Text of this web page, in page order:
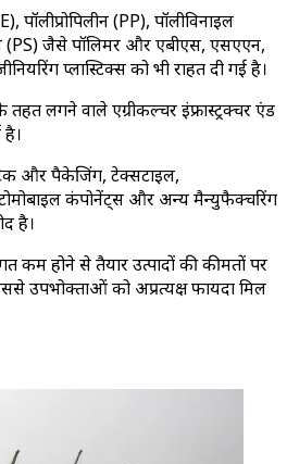
पॉलीप्रोपिलीन (PP), पॉलीविनाइल
(PS) जैसे पॉलिमर और एबीएस, एसएएन,
प्लास्टिक्स को भी राहत दी गई है।
लगने वाले एग्रीकल्चर इंफ्रास्ट्रक्चर एंड
और पैकेजिंग, टेक्सटाइल,
कंपोनेंट्स और अन्य मैन्युफैक्चरिंग
है।
कम होने से तैयार उत्पादों की कीमतों पर
उपभोक्ताओं को अप्रत्यक्ष फायदा मिल